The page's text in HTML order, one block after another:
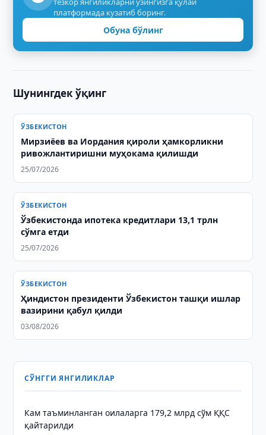
платформада кузатиб боринг.
Обуна бўлинг
Шунингдек ўқинг
ЎЗБЕКИСТОН
Мирзиёев ва Иордания қироли ҳамкорликни
ривожлантиришни муҳокама қилишди
25/07/2026
ЎЗБЕКИСТОН
Ўзбекистонда ипотека кредитлари 13,1 трлн
сўмга етди
25/07/2026
ЎЗБЕКИСТОН
Ҳиндистон президенти Ўзбекистон ташқи ишлар
вазирини қабул қилди
03/08/2026
СЎНГГИ ЯНГИЛИКЛАР
Кам таъминланган оилаларга 179,2 млрд сўм ҚҚС
қайтарилди